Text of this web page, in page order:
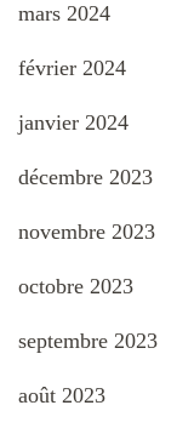
mars 2024
février 2024
janvier 2024
décembre 2023
novembre 2023
octobre 2023
septembre 2023
août 2023